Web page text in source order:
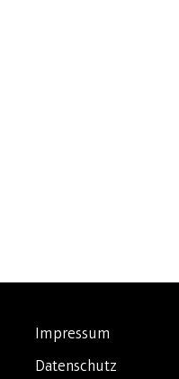
Impressum
Datenschutz